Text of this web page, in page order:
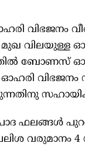
വിഭജനം
മുഖ വിലയുള്ള
ബോണസ്
ഓഹരി
ഫലങ്ങൾ
വരുമാനം 4